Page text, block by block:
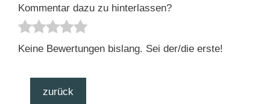
Kommentar dazu zu hinterlassen?
Keine Bewertungen bislang. Sei der/die erste!
zurück